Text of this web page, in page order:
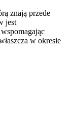
znają przede
jest
w okresie